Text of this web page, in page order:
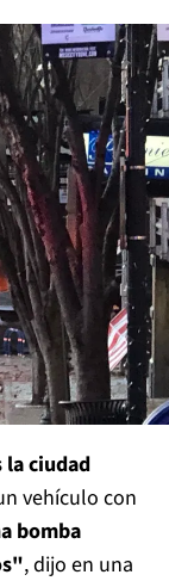
la ciudad
vehículo con
bomba
, dijo en una